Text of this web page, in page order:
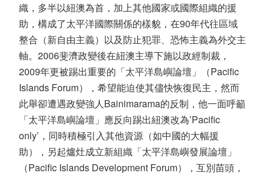
織，多半以紐澳為首，加上其他國家或國際組織的援
助，構成了太平洋國際關係的樣貌，在90年代往區域
整合（新自由主義）以及防止犯罪、恐怖主義為外交主
軸。2006斐濟政變後在紐澳主導下施以政經制裁，
2009年更被踢出重要的「太平洋島嶼論壇」（Pacific
Islands Forum），希望能迫使其儘快恢復民主，然而
此舉卻遭遇政變強人Bainimarama的反制，他一面呼籲
「太平洋島嶼論壇」應反向踢出紐澳改為’Pacific
only’，同時積極引入其他資源（如中國的大幅援
助），另起爐灶成立新組織「太平洋島嶼發展論壇」
（Pacific Islands Development Forum），互別苗頭，